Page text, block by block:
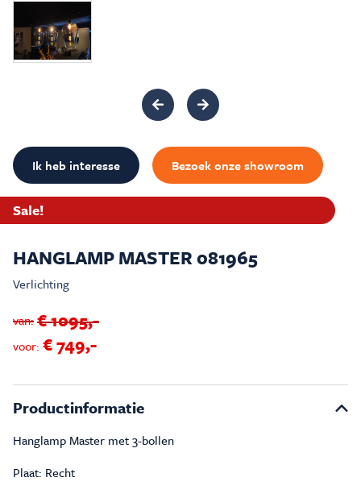
Inspiratie & Advies
Sale!
HANGLAMP MASTER 081965
Verlichting
voor: € 749,-
van:€ 1095,-
Ik heb interesse Bezoek onze showroom
Productinformatie
Hanglamp Master met 3-bollen
Plaat: Recht